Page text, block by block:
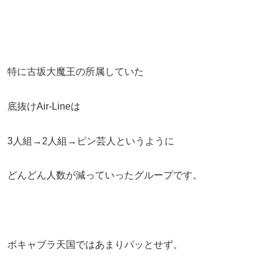
特に古坂大魔王の所属していた
底抜けAir-Lineは
3人組→2人組→ピン芸人というように
どんどん人数が減っていったグループです。
ボキャブラ天国ではあまりパッとせず。